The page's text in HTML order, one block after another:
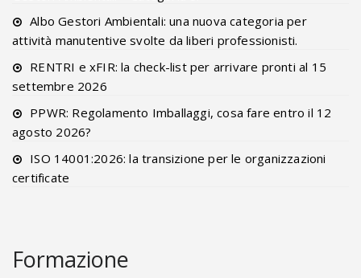
Albo Gestori Ambientali: una nuova categoria per
attività manutentive svolte da liberi professionisti.
RENTRI e xFIR: la check-list per arrivare pronti al 15
settembre 2026
PPWR: Regolamento Imballaggi, cosa fare entro il 12
agosto 2026?
ISO 14001:2026: la transizione per le organizzazioni
certificate
Formazione